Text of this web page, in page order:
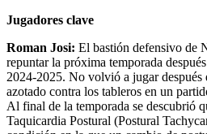
Jugadores clave
Roman Josi: El bastión defensivo de
repuntar la próxima temporada
2024-2025. No volvió a jugar después
azotado contra los tableros en un
Al final de la temporada se descubrió
Taquicardia Postural (Postural